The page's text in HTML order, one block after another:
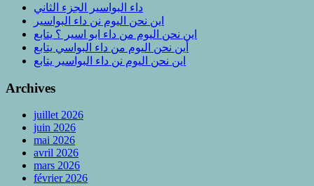
داء البواسير الجزء الثاني
اين نحن اليوم نن داء البواسير
اين نحن اليوم من داء ابو اسير ؟ يتابع
أين نحن اليوم من داء البواسي يتابع
اين نحن اليوم نن داء البواسير يتابع
Archives
juillet 2026
juin 2026
mai 2026
avril 2026
mars 2026
février 2026